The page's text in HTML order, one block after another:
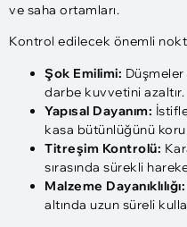
ve saha ortamları.
Kontrol edilecek önemli
Şok Emilimi: Düşmeler
darbe kuvvetini azaltır.
Yapısal Dayanım:
kasa bütünlüğünü
Titreşim Kontrolü:
sırasında sürekli
Malzeme Dayanıklılığı:
altında uzun süreli